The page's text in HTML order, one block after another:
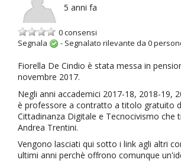
5 anni fa
0 consensi
Segnala
- Segnalato rilevante da 0
Fiorella De Cindio è stata messa in
novembre 2017.
Negli anni accademici 2017-18, 2018-19,
è professore a contratto a titolo gratuito
Cittadinanza Digitale e Tecnocivismo che
Andrea Trentini.
Vengono lasciati qui sotto i link agli altri
ultimi anni perchè offrono comunque